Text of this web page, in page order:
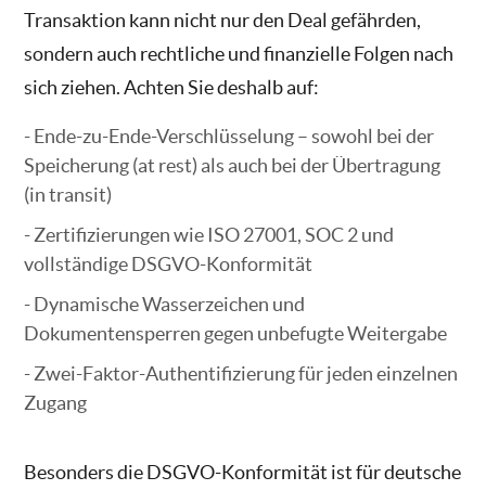
Transaktion kann nicht nur den Deal gefährden,
sondern auch rechtliche und finanzielle Folgen nach
sich ziehen. Achten Sie deshalb auf:
Ende-zu-Ende-Verschlüsselung – sowohl bei der
Speicherung (at rest) als auch bei der Übertragung
(in transit)
Zertifizierungen wie ISO 27001, SOC 2 und
vollständige DSGVO-Konformität
Dynamische Wasserzeichen und
Dokumentensperren gegen unbefugte Weitergabe
Zwei-Faktor-Authentifizierung für jeden einzelnen
Zugang
Besonders die DSGVO-Konformität ist für deutsche